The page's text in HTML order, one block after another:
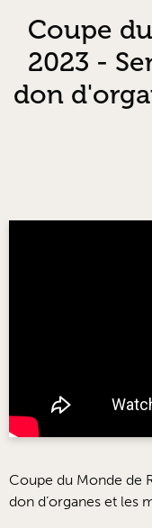
Coupe
2023 -
don
Coupe du Monde de
don d’organes et les